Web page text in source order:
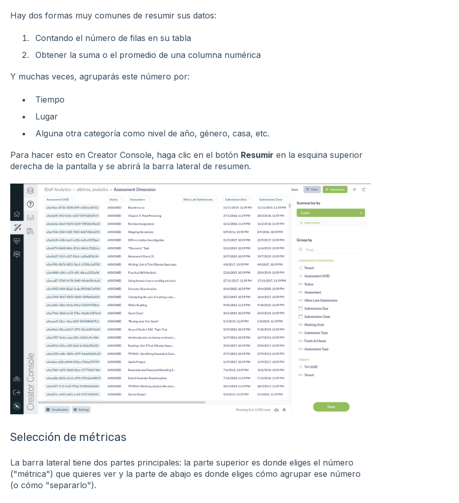
Hay dos formas muy comunes de resumir sus datos:
Contando el número de filas en su tabla
Obtener la suma o el promedio de una columna numérica
Y muchas veces, agruparás este número por:
Tiempo
Lugar
Alguna otra categoría como nivel de año, género, casa, etc.
Para hacer esto en Creator Console, haga clic en el botón Resumir en la esquina superior
derecha de la pantalla y se abrirá la barra lateral de resumen.
Selección de métricas
La barra lateral tiene dos partes principales: la parte superior es donde eliges el número
("métrica") que quieres ver y la parte de abajo es donde eliges cómo agrupar ese número
(o cómo "separarlo").